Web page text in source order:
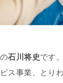
石川将史です。
ス事業、とり